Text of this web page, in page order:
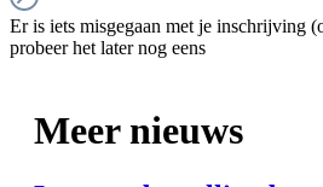
Er is iets misgegaan met je inschrijving
probeer het later nog eens
Meer nieuws